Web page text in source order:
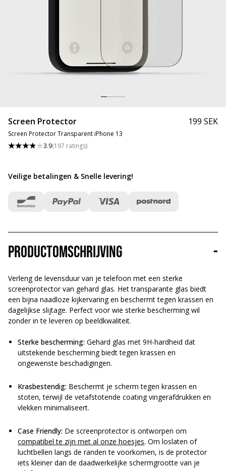
Screen Protector
Screen Protector Transparent iPhone 13
3.9(197 ratings)
199 SEK
Veilige betalingen & Snelle levering!
Productomschrijving -
Verleng de levensduur van je telefoon met een sterke
screenprotector van gehard glas. Het transparante glas biedt
een bijna naadloze kijkervaring en beschermt tegen krassen en
dagelijkse slijtage. Perfect voor wie sterke bescherming wil
zonder in te leveren op beeldkwaliteit.
Sterke bescherming: Gehard glas met 9H-hardheid dat
uitstekende bescherming biedt tegen krassen en
ongewenste beschadigingen.
Krasbestendig: Beschermt je scherm tegen krassen en
stoten, terwijl de vetafstotende coating vingerafdrukken en
vlekken minimaliseert.
Case Friendly: De screenprotector is ontworpen om
compatibel te zijn met al onze hoesjes. Om loslaten of
luchtbellen langs de randen te voorkomen, is de protector
iets kleiner dan de daadwerkelijke schermgrootte van je